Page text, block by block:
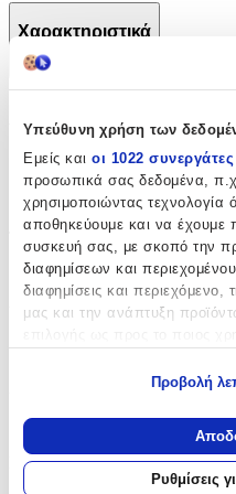
Υπεύθυνη χρήση των
Εμείς και οι 1022
προσωπικά σας δεδομένα,
χρησιμοποιώντας
αποθηκεύουμε και να έχουμε
συσκευή σας, με σκοπό την
διαφημίσεων και
διαφημίσεις και περιεχόμενο,
μας και την ανάπτυξη
Να συλλέξουμε
σας τοποθεσία, οι οποίες
απόσταση μερικών μέτρων
Προβολή
Ρυθμίσεις
Χαρακτηριστικά
Χαρακτηριστικά
με Κλειδαριά
Όχι
Μπρελόκ
Υλικό :
Ξύλινο
Κατασκευαστής: